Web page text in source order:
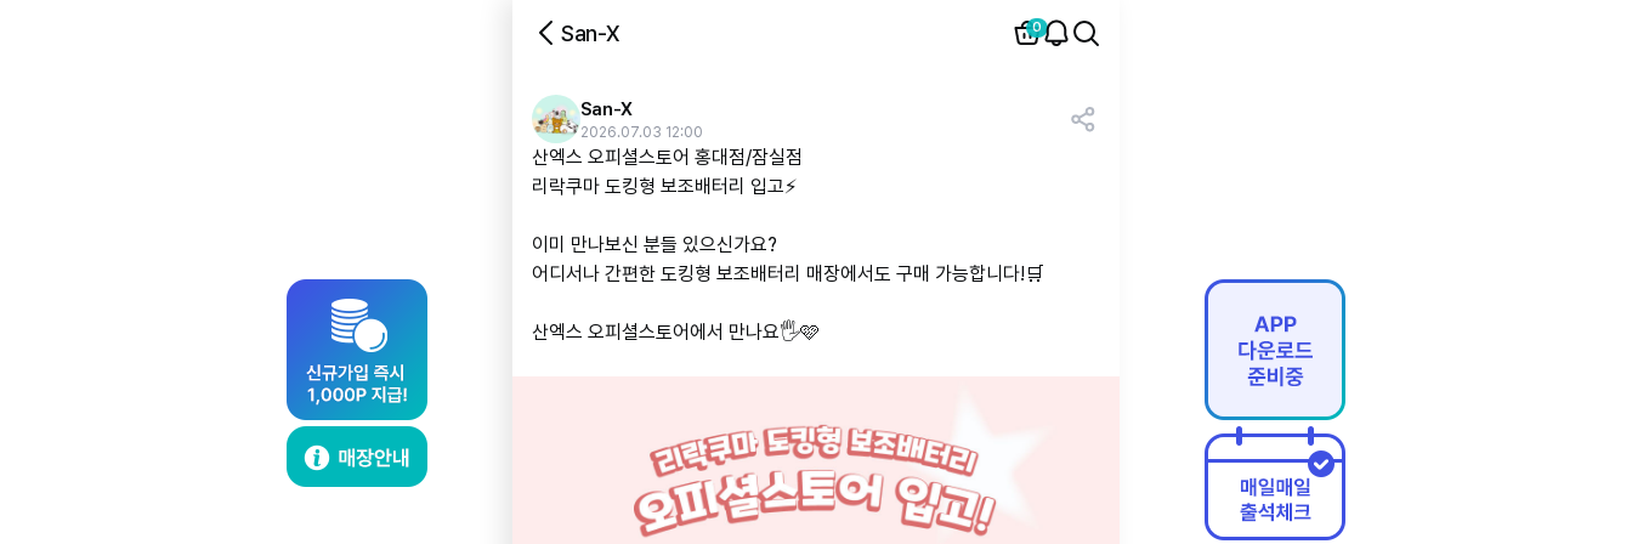
San-X 0
San-X
2026.07.03 12:00
산엑스 오피셜스토어 홍대점/잠실점
리락쿠마 도킹형 보조배터리 입고⚡
이미 만나보신 분들 있으신가요?
어디서나 간편한 도킹형 보조배터리 매장에서도 구매 가능합니다!🛒
산엑스 오피셜스토어에서 만나요🖐️🩷